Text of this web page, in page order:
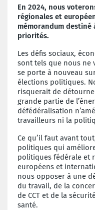
En 2024, nous
régionales et
mémorandum
priorités.
Les défis sociaux,
sont tels que nous ne
se porte à nouveau
élections politiques.
risquerait de
grande partie de
défédéralisation
travailleurs ni la
Ce qu’il faut avant
politiques qui
politiques fédérale et
européens et
nous opposer à une
du travail, de la
de CCT et de la
santé.